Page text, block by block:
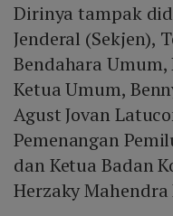
Dirinya tampak
Jenderal (Sekjen),
Bendahara
Ketua Umum,
Agust Jovan
Pemenangan
dan Ketua Badan
Herzaky